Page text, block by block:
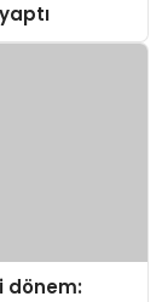
dönem: